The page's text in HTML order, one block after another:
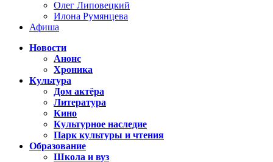
Олег Липовецкий
Илона Румянцева
Афиша
Новости
Анонс
Хроника
Культура
Дом актёра
Литература
Кино
Культурное наследие
Парк культуры и чтения
Образование
Школа и вуз